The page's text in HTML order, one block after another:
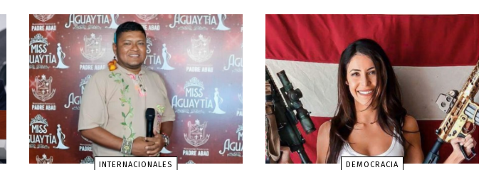
INTERNACIONALES DEMOCRACIA